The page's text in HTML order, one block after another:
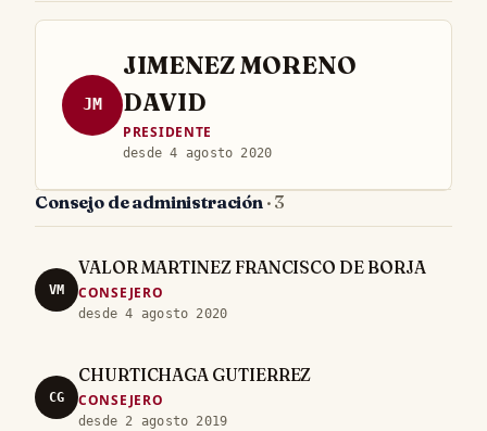
JM
JIMENEZ MORENO
DAVID
PRESIDENTE
desde 4 agosto 2020
Consejo de administración · 3
VM
VALOR MARTINEZ FRANCISCO DE BORJA
CONSEJERO
desde 4 agosto 2020
CG
CHURTICHAGA GUTIERREZ
CONSEJERO
desde 2 agosto 2019